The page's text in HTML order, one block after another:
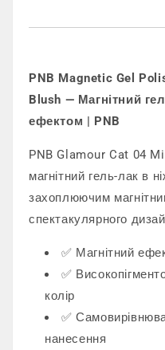
PNB Magnetic Gel
Blush — Магнітний
ефектом | PNB
PNB Glamour Cat 04
магнітний гель-лак в
захоплюючим
спектакулярного
✅ Магнітний
✅
колір
✅
нанесення